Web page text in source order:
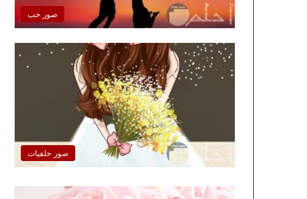
صور حب
صور خلفيات